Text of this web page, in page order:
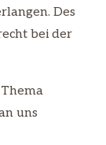
Des
bei der
uns